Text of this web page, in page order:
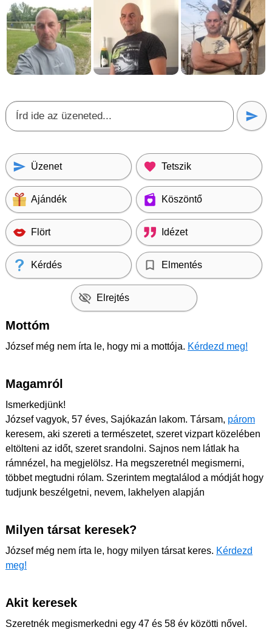
Üzenet Tetszik
Ajándék Köszöntő
Flört Idézet
Kérdés Elmentés
Elrejtés
Mottóm
József még nem írta le, hogy mi a mottója. Kérdezd meg!
Magamról
Ismerkedjünk!
József vagyok, 57 éves, Sajókazán lakom. Társam, párom
keresem, aki szereti a természetet, szeret vizpart közelében
eltölteni az időt, szeret srandolni. Sajnos nem látlak ha
rámnézel, ha megjelölsz. Ha megszeretnél megismerni,
többet megtudni rólam. Szerintem megtalálod a módját hogy
tudjunk beszélgetni, nevem, lakhelyen alapján
Milyen társat keresek?
József még nem írta le, hogy milyen társat keres. Kérdezd
meg!
Akit keresek
Szeretnék megismerkedni egy 47 és 58 év közötti nővel.